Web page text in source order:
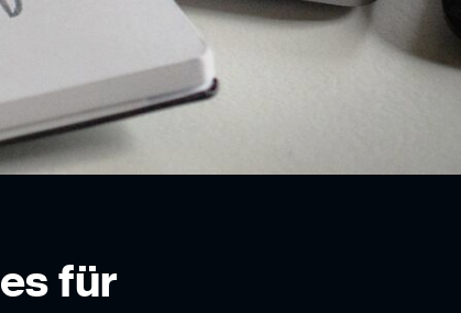
für